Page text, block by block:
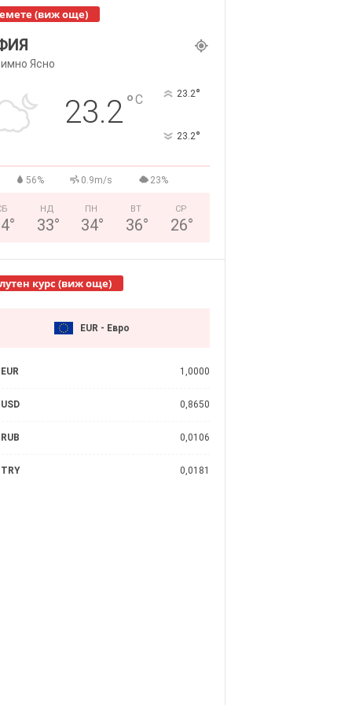
(виж още)
Ясно
23.2°C 23.2°
23.2°
56% 0.9m/s 23%
°
НД
33°
ПН
34°
ВТ
36°
СР
26°
курс (виж още)
EUR - Евро
EUR 1,0000
USD 0,8650
RUB 0,0106
TRY 0,0181